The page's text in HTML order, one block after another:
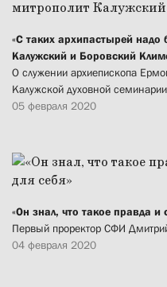
«С таких архипастырей надо
Калужский и Боровский
О служении архиепископа
Калужской духовной семинарии
05 февраля 2020
«Он знал, что такое правда и
Первый проректор СФИ
04 февраля 2020